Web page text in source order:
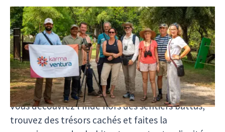
Avec Karmaventura, chaque voyage en Inde est
conçu par une équipe dévouée sur place. Pas
d’intermédiaires, pas de compromis – seulement
des expériences authentiques de l’Inde, de
véritables rencontres et des aventures
inoubliables.
Vous découvrez l’Inde hors des sentiers battus,
trouvez des trésors cachés et faites la